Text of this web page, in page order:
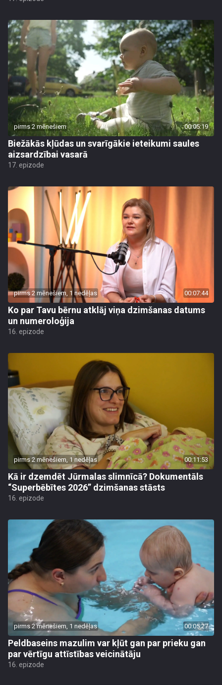
pirms 2 mēnešiem 00:05:19
Biežākās kļūdas un svarīgākie ieteikumi saules
aizsardzībai vasarā
17. epizode
pirms 2 mēnešiem, 1 nedēļas 00:07:44
Ko par Tavu bērnu atklāj viņa dzimšanas datums
un numeroloģija
16. epizode
pirms 2 mēnešiem, 1 nedēļas 00:11:53
Kā ir dzemdēt Jūrmalas slimnīcā? Dokumentāls
“Superbēbītes 2026” dzimšanas stāsts
16. epizode
pirms 2 mēnešiem, 1 nedēļas 00:05:27
Peldbaseins mazulim var kļūt gan par prieku gan
par vērtīgu attīstības veicinātāju
16. epizode